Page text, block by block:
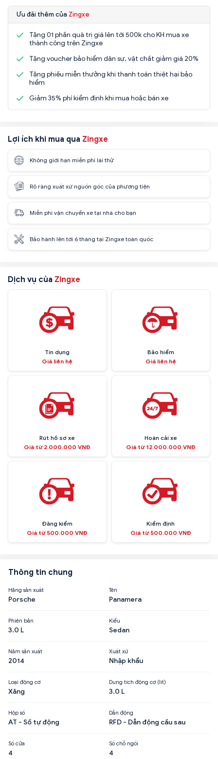
Ưu đãi thêm của Zingxe
Tặng 01 phần quà trị giá lên tới 500k cho KH mua xe
thành công trên Zingxe
Tặng voucher bảo hiểm dân sự, vật chất giảm giá 20%
Tặng phiếu miễn thưởng khi thanh toán thiệt hại bảo
hiểm
Giảm 35% phí kiểm định khi mua hoặc bán xe
Lợi ích khi mua qua Zingxe
Không giới hạn miễn phí lái thử
Rõ ràng xuất xứ nguồn gốc của phương tiện
Miễn phí vận chuyển xe tại nhà cho bạn
Bảo hành lên tới 6 tháng tại Zingxe toàn quốc
Dịch vụ của Zingxe
Tín dụng
Giá liên hệ
Bảo hiểm
Giá liên hệ
Rút hồ sơ xe
Giá từ 2.000.000 VNĐ
Hoán cải xe
Giá từ 12.000.000 VNĐ
Đăng kiểm
Giá từ 500.000 VNĐ
Kiểm định
Giá từ 500.000 VNĐ
Thông tin chung
Hãng sản xuất
Porsche
Tên
Panamera
Phiên bản
3.0 L
Kiểu
Sedan
Năm sản xuất
2014
Xuất xứ
Nhập khẩu
Loại động cơ
Xăng
Dung tích động cơ (lít)
3.0 L
Hộp số
AT - Số tự động
Dẫn động
RFD - Dẫn động cầu sau
Số cửa
4
Số chỗ ngồi
4